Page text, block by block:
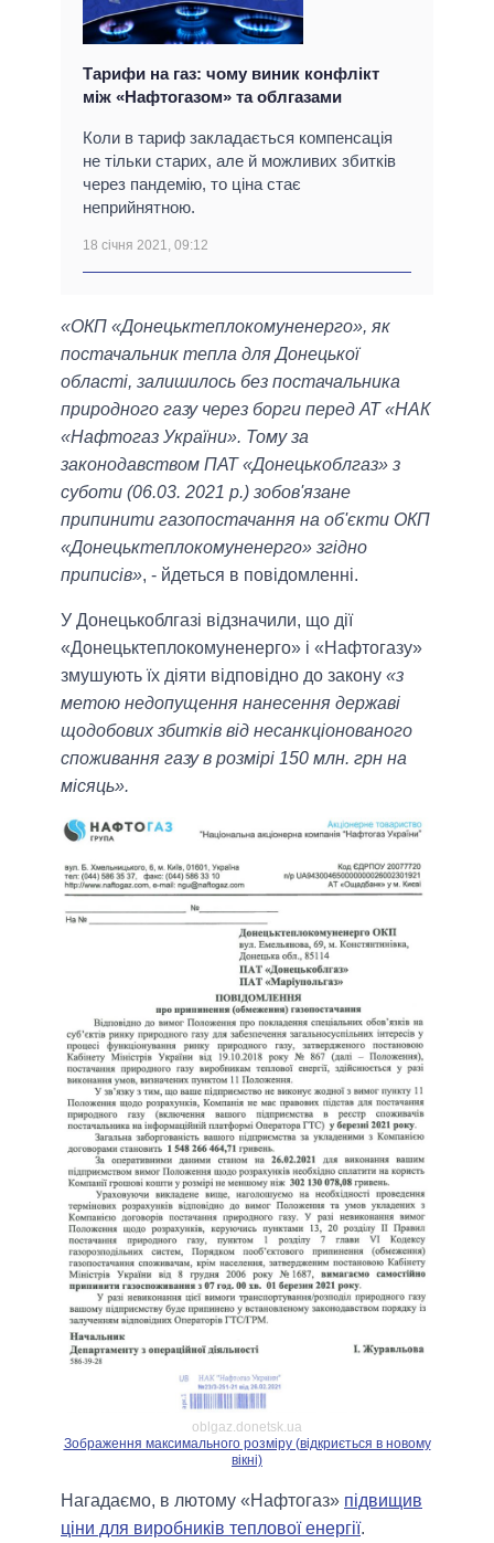
Тарифи на газ: чому виник конфлікт
між «Нафтогазом» та облгазами
Коли в тариф закладається компенсація
не тільки старих, але й можливих збитків
через пандемію, то ціна стає
неприйнятною.
18 січня 2021, 09:12
«ОКП «Донецьктеплокомуненерго», як
постачальник тепла для Донецької
області, залишилось без постачальника
природного газу через борги перед АТ «НАК
«Нафтогаз України». Тому за
законодавством ПАТ «Донецькоблгаз» з
суботи (06.03. 2021 р.) зобов'язане
припинити газопостачання на об'єкти ОКП
«Донецьктеплокомуненерго» згідно
приписів», - йдеться в повідомленні.
У Донецькоблгазі відзначили, що дії
«Донецьктеплокомуненерго» і «Нафтогазу»
змушують їх діяти відповідно до закону «з
метою недопущення нанесення державі
щодобових збитків від несанкціонованого
споживання газу в розмірі 150 млн. грн на
місяць».
oblgaz.donetsk.ua
Зображення максимального розміру (відкриється в новому
вікні)
Нагадаємо, в лютому «Нафтогаз» підвищив
ціни для виробників теплової енергії.